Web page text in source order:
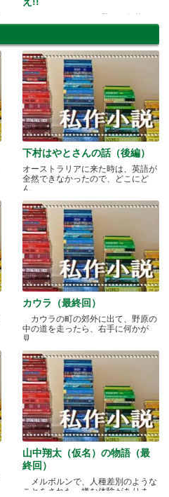
ICHIBAだからできる驚きの価格
下村はやとさんの話（後編）
オーストラリアに来た時は、英語が
全然できなかったので、どこにど
ん.....
カウラ（最終回）
カウラの町の郊外に出て、野原の
中の道を走ったら、右手に何かが
見.....
山中翔太（仮名）の物語（最
終回）
メルボルンで、人種差別のような
ことをされた、嫌な体験がありま